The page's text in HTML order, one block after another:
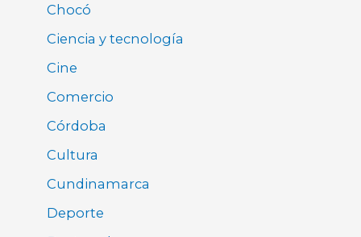
Chocó
Ciencia y tecnología
Cine
Comercio
Córdoba
Cultura
Cundinamarca
Deporte